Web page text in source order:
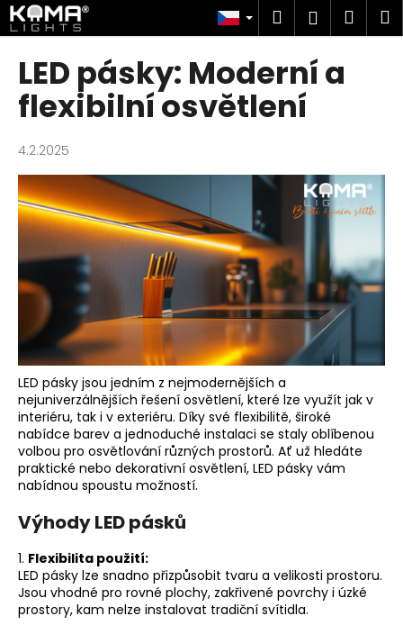
Přejít
na
obsah
Hledat
LED pásky: Moderní a
flexibilní osvětlení
4.2.2025
LED pásky jsou jedním z nejmodernějších a
nejuniverzálnějších řešení osvětlení, které lze využít jak v
interiéru, tak i v exteriéru. Díky své flexibilitě, široké
nabídce barev a jednoduché instalaci se staly oblíbenou
volbou pro osvětlování různých prostorů. Ať už hledáte
praktické nebo dekorativní osvětlení, LED pásky vám
nabídnou spoustu možností.
Výhody LED pásků
1. Flexibilita použití:
LED pásky lze snadno přizpůsobit tvaru a velikosti prostoru.
Jsou vhodné pro rovné plochy, zakřivené povrchy i úzké
prostory, kam nelze instalovat tradiční svítidla.
K
o
C
o
p
o
t
ř
e
b
u
e
t
e
n
a
j
í
t
?
HLEDAT